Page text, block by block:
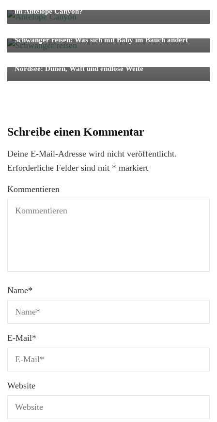
im Antelope Canyon?
Schwanger reisen: Was sich mit Baby im Bauch ändert
Nordsee: Dünen, Watt und endlose Weite
Schreibe einen Kommentar
Deine E-Mail-Adresse wird nicht veröffentlicht.
Erforderliche Felder sind mit * markiert
Kommentieren
Name*
E-Mail*
Website